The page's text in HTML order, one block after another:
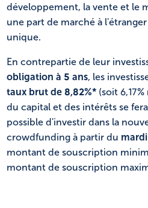
développement, la vente et le
une part de marché à
unique.
En contrepartie de leur
obligation à 5 ans, les
taux brut de 8,82%* (soit
du capital et des intérêts se
possible d'investir dans la
crowdfunding à partir du
montant de souscription
montant de souscription